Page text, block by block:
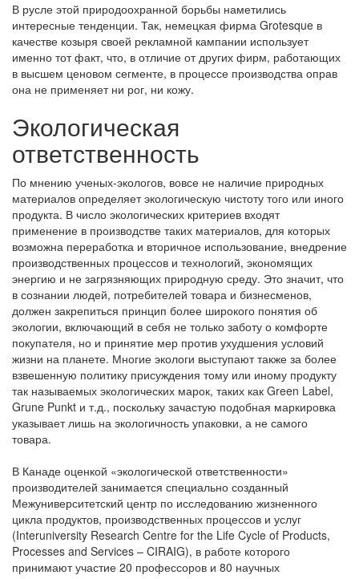
В русле этой природоохранной борьбы наметились
интересные тенденции. Так, немецкая фирма Grotesque в
качестве козыря своей рекламной кампании использует
именно тот факт, что, в отличие от других фирм, работающих
в высшем ценовом сегменте, в процессе производства оправ
она не применяет ни рог, ни кожу.
Экологическая
ответственность
По мнению ученых-экологов, вовсе не наличие природных
материалов определяет экологическую чистоту того или иного
продукта. В число экологических критериев входят
применение в производстве таких материалов, для которых
возможна переработка и вторичное использование, внедрение
производственных процессов и технологий, экономящих
энергию и не загрязняющих природную среду. Это значит, что
в сознании людей, потребителей товара и бизнесменов,
должен закрепиться принцип более широкого понятия об
экологии, включающий в себя не только заботу о комфорте
покупателя, но и принятие мер против ухудшения условий
жизни на планете. Многие экологи выступают также за более
взвешенную политику присуждения тому или иному продукту
так называемых экологических марок, таких как Green Label,
Grune Punkt и т.д., поскольку зачастую подобная маркировка
указывает лишь на экологичность упаковки, а не самого
товара.
В Канаде оценкой «экологической ответственности»
производителей занимается специально созданный
Межуниверситетский центр по исследованию жизненного
цикла продуктов, производственных процессов и услуг
(Interuniversity Research Centre for the Life Cycle of Products,
Processes and Services – CIRAIG), в работе которого
принимают участие 20 профессоров и 80 научных